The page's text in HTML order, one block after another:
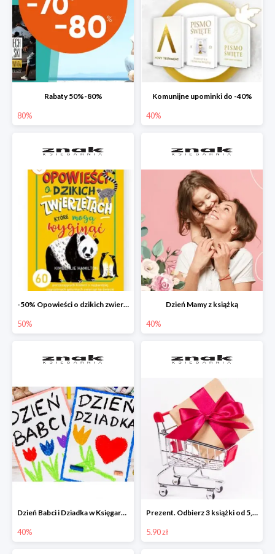
Rabaty 50%-80%
80%
Komunijne upominki do -40%
40%
-50% Opowieści o dzikich zwierzętach
50%
Dzień Mamy z książką
40%
Dzień Babci i Dziadka w Księgarni Znak do -40%
40%
Prezent. Odbierz 3 książki od 5,90zł
5.90 zł